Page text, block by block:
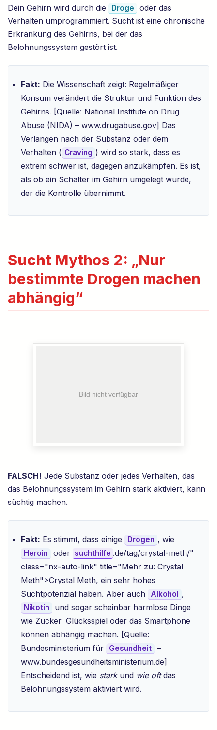
Dein Gehirn wird durch die Droge
oder das
Verhalten umprogrammiert. Sucht ist eine chronische
Erkrankung des Gehirns, bei der das
Belohnungssystem gestört ist.
Fakt: Die Wissenschaft zeigt: Regelmäßiger
Konsum verändert die Struktur und Funktion des
Gehirns. [Quelle: National Institute on Drug
Abuse (NIDA) – www.drugabuse.gov] Das
Verlangen nach der Substanz oder dem
Verhalten ( Craving ) wird so stark, dass es
extrem schwer ist, dagegen anzukämpfen. Es ist,
als ob ein Schalter im Gehirn umgelegt wurde,
der die Kontrolle übernimmt.
Sucht Mythos 2: „Nur
bestimmte Drogen machen
abhängig“
FALSCH! Jede Substanz oder jedes Verhalten, das
das Belohnungssystem im Gehirn stark aktiviert, kann
süchtig machen.
Fakt: Es stimmt, dass einige Drogen , wie
Heroin oder suchthilfe .de/tag/crystal-meth/"
class="nx-auto-link" title="Mehr zu: Crystal
Meth">Crystal Meth, ein sehr hohes
Suchtpotenzial haben. Aber auch
Alkohol ,
Nikotin
und sogar scheinbar harmlose Dinge
wie Zucker, Glücksspiel oder das Smartphone
können abhängig machen. [Quelle:
Bundesministerium für
Gesundheit –
www.bundesgesundheitsministerium.de]
Entscheidend ist, wie starkund wie oftdas
Belohnungssystem aktiviert wird.